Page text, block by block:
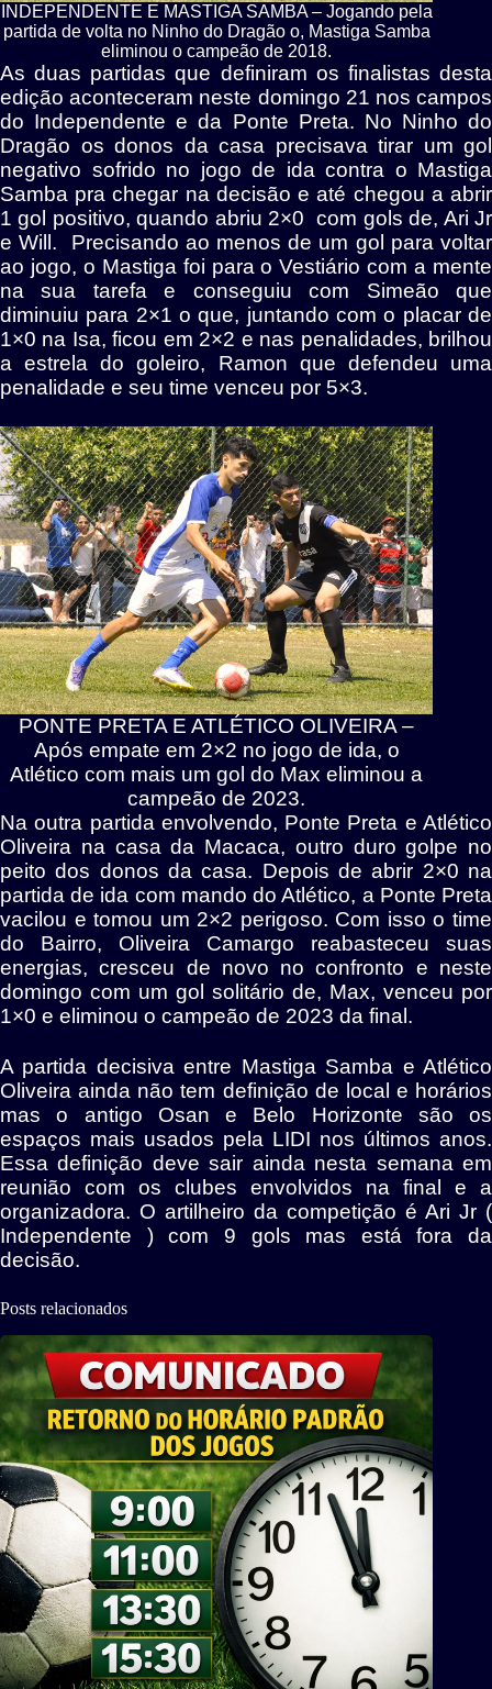
INDEPENDENTE E MASTIGA SAMBA – Jogando pela
partida de volta no Ninho do Dragão o, Mastiga Samba
eliminou o campeão de 2018.
As duas partidas que definiram os finalistas desta
edição aconteceram neste domingo 21 nos campos
do Independente e da Ponte Preta. No Ninho do
Dragão os donos da casa precisava tirar um gol
negativo sofrido no jogo de ida contra o Mastiga
Samba pra chegar na decisão e até chegou a abrir
1 gol positivo, quando abriu 2×0 com gols de, Ari Jr
e Will. Precisando ao menos de um gol para voltar
ao jogo, o Mastiga foi para o Vestiário com a mente
na sua tarefa e conseguiu com Simeão que
diminuiu para 2×1 o que, juntando com o placar de
1×0 na Isa, ficou em 2×2 e nas penalidades, brilhou
a estrela do goleiro, Ramon que defendeu uma
penalidade e seu time venceu por 5×3.
PONTE PRETA E ATLÉTICO OLIVEIRA –
Após empate em 2×2 no jogo de ida, o
Atlético com mais um gol do Max eliminou a
campeão de 2023.
Na outra partida envolvendo, Ponte Preta e Atlético
Oliveira na casa da Macaca, outro duro golpe no
peito dos donos da casa. Depois de abrir 2×0 na
partida de ida com mando do Atlético, a Ponte Preta
vacilou e tomou um 2×2 perigoso. Com isso o time
do Bairro, Oliveira Camargo reabasteceu suas
energias, cresceu de novo no confronto e neste
domingo com um gol solitário de, Max, venceu por
1×0 e eliminou o campeão de 2023 da final.
A partida decisiva entre Mastiga Samba e Atlético
Oliveira ainda não tem definição de local e horários
mas o antigo Osan e Belo Horizonte são os
espaços mais usados pela LIDI nos últimos anos.
Essa definição deve sair ainda nesta semana em
reunião com os clubes envolvidos na final e a
organizadora. O artilheiro da competição é Ari Jr (
Independente ) com 9 gols mas está fora da
decisão.
Posts relacionados